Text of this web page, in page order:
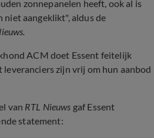
zonnepanelen heeft, ook al is
niet aangeklikt", aldus de
ACM doet Essent feitelijk
leveranciers zijn vrij om hun aanbod
van RTL Nieuws gaf Essent
statement: